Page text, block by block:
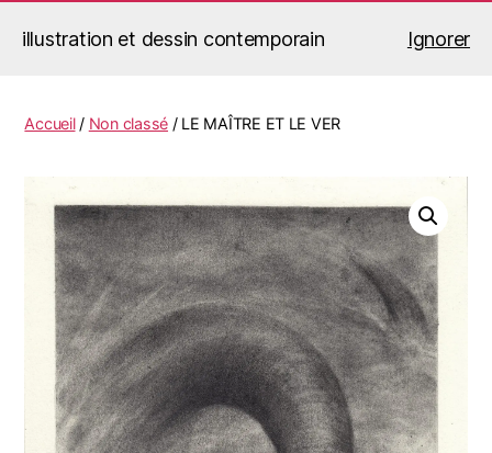
illustration et dessin contemporain Ignorer
Jérémy Le Corvaisier
Accueil/ Non classé / LE MAÎTRE ET LE VER